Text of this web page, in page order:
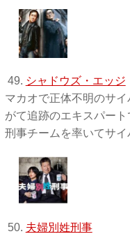
49. シャドウズ・エッジ
マカオで正体不明のサ
がて追跡のエキスパー
刑事チームを率いてサ
50. 夫婦別姓刑事